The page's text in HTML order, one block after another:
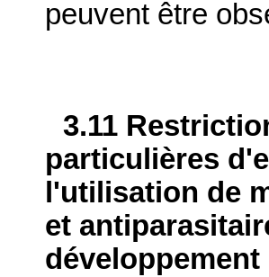
peuvent être
3.11
particulières
l'utilisation de
et